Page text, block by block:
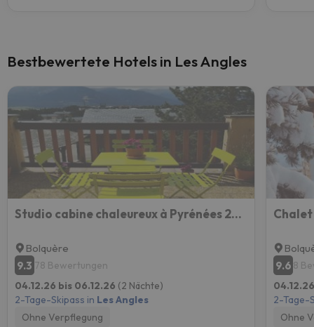
Bestbewertete Hotels in Les Angles
Studio cabine chaleureux à Pyrénées 2000 - WiFi et parking privé
Bolquère
9.3 78 Bewertungen
04.12.26 bis 06.12.26 (2 Nächte)
2-Tage-Skipass in Les Angles
Ohne Verpflegung
Chalet
9.6 8
2-Tage-
Ohne